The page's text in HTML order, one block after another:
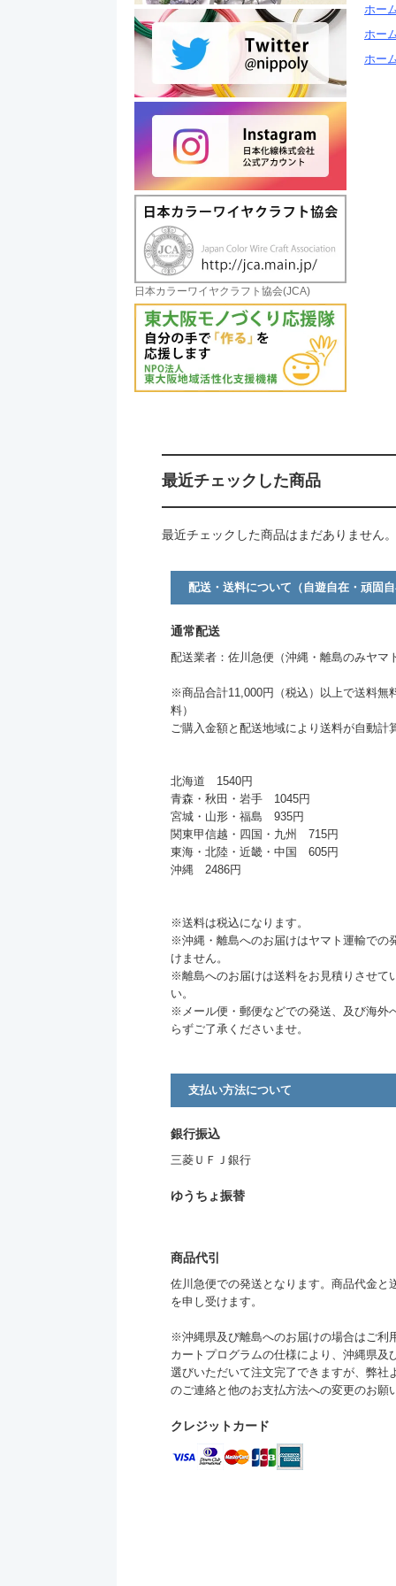
ホー
ホー
ホー
日本カラーワイヤクラフト協会(JCA)
最近チェックした商品
最近チェックした商品はまだありません
配送・送料について（自遊自在・頑固
通常配送
配送業者：佐川急便（沖縄・離島のみヤマ
※商品合計11,000円（税込）以上で送料無
料）
ご購入金額と配送地域により送料が自動計
北海道 1540円
青森・秋田・岩手 1045円
宮城・山形・福島 935円
関東甲信越・四国・九州 715円
東海・北陸・近畿・中国 605円
沖縄 2486円
※送料は税込になります。
※沖縄・離島へのお届けはヤマト運輸での
けません。
※離島へのお届けは送料をお見積りさせて
い。
※メール便・郵便などでの発送、及び海外
らずご了承くださいませ。
支払い方法について
銀行振込
三菱ＵＦＪ銀行
ゆうちょ振替
商品代引
佐川急便での発送となります。商品代金と
を申し受けます。
※沖縄県及び離島へのお届けの場合はご利
カートプログラムの仕様により、沖縄県及
選びいただいて注文完了できますが、弊社
のご連絡と他のお支払方法への変更のお
クレジットカード